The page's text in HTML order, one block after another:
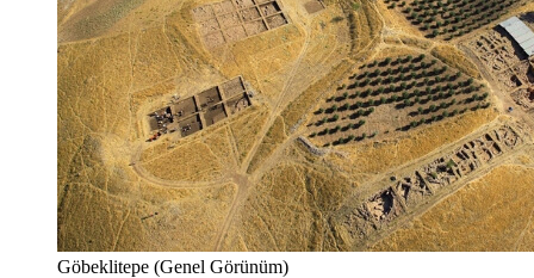
Göbeklitepe (Genel Görünüm)